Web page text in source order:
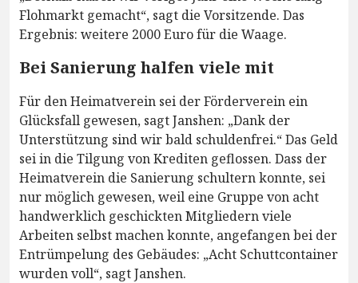
Flohmarkt gemacht“, sagt die Vorsitzende. Das
Ergebnis: weitere 2000 Euro für die Waage.
Bei Sanierung halfen viele mit
Für den Heimatverein sei der Förderverein ein
Glücksfall gewesen, sagt Janshen: „Dank der
Unterstützung sind wir bald schuldenfrei.“ Das Geld
sei in die Tilgung von Krediten geflossen. Dass der
Heimatverein die Sanierung schultern konnte, sei
nur möglich gewesen, weil eine Gruppe von acht
handwerklich geschickten Mitgliedern viele
Arbeiten selbst machen konnte, angefangen bei der
Entrümpelung des Gebäudes: „Acht Schuttcontainer
wurden voll“, sagt Janshen.